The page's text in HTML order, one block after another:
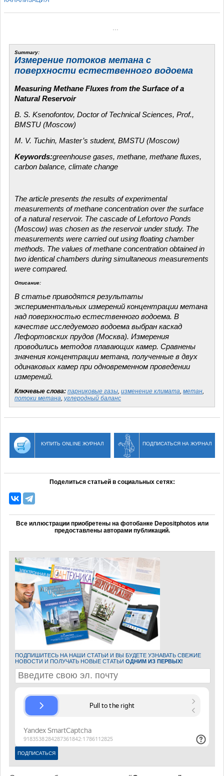
Summary:
Измерение потоков метана с
поверхности естественного водоема
Measuring Methane Fluxes from the Surface of a
Natural Reservoir
B. S. Ksenofontov, Doctor of Technical Sciences, Prof.,
BMSTU (Moscow)
M. V. Tuchin, Master’s student, BMSTU (Moscow)
Keywords:greenhouse gases, methane, methane fluxes,
carbon balance, climate change
The article presents the results of experimental
measurements of methane concentration over the surface
of a natural reservoir. The cascade of Lefortovo Ponds
(Moscow) was chosen as the reservoir under study. The
measurements were carried out using floating chamber
methods. The values of methane concentration obtained in
two identical chambers during simultaneous measurements
were compared.
Описание:
В статье приводятся результаты
экспериментальных измерений концентрации метана
над поверхностью естественного водоема. В
качестве исследуемого водоема выбран каскад
Лефортовских прудов (Москва). Измерения
проводились методов плавающих камер. Сравнены
значения концентрации метана, полученные в двух
одинаковых камер при одновременном проведении
измерений.
Ключевые слова: парниковые газы, изменение климата, метан,
потоки метана, углеродный баланс
КУПИТЬ ONLINE ЖУРНАЛ ПОДПИСАТЬСЯ НА ЖУРНАЛ
Поделиться статьей в социальных сетях:
Все иллюстрации приобретены на фотобанке Depositphotos или
предоставлены авторами публикаций.
ПОДПИШИТЕСЬ НА НАШИ СТАТЬИ И ВЫ БУДЕТЕ УЗНАВАТЬ СВЕЖИЕ
НОВОСТИ И ПОЛУЧАТЬ НОВЫЕ СТАТЬИ ОДНИМ ИЗ ПЕРВЫХ!